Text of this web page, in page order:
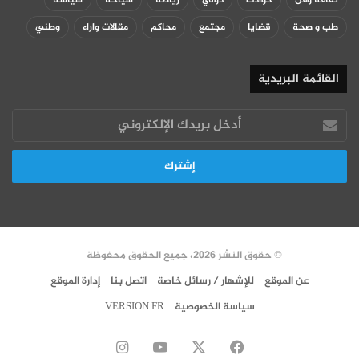
طب و صحة
قضايا مجتمع محاكم مقالات واراء وطني
القائمة البريدية
أدخل
بريدك
الإلكتروني
© حقوق النشر 2026، جميع الحقوق محفوظة
عن الموقع
للإشهار / رسائل خاصة اتصل بنا
إدارة الموقع
سياسة الخصوصية
VERSION FR
فيسبوك ‫YouTube